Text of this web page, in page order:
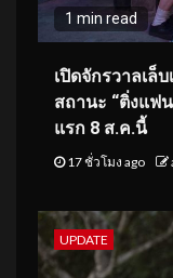
1 min read
เปิดจักรวาลเล็
สถานะ “ติ่งแฟ
แรก 8 ส.ค.นี้
17 ชั่วโมง ago
UPDATE